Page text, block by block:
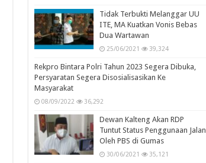
Tidak Terbukti Melanggar UU
ITE, MA Kuatkan Vonis Bebas
Dua Wartawan
25/06/2021 39,324
Rekpro Bintara Polri Tahun 2023 Segera Dibuka,
Persyaratan Segera Disosialisasikan Ke
Masyarakat
08/09/2022 36,292
Dewan Kalteng Akan RDP
Tuntut Status Penggunaan Jalan
Oleh PBS di Gumas
30/06/2021 35,121